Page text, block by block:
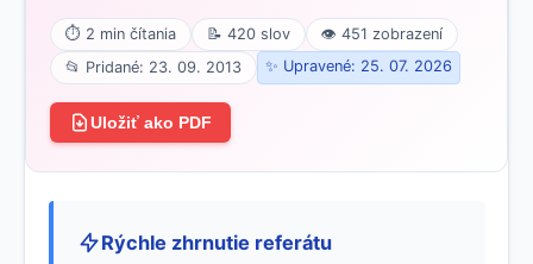
⏱ 2 min čítania 📝 420 slov
👁 451 zobrazení
📂 Pridané: 23. 09. 2013
✨ Upravené: 25. 07. 2026
Uložiť ako PDF
Rýchle zhrnutie referátu